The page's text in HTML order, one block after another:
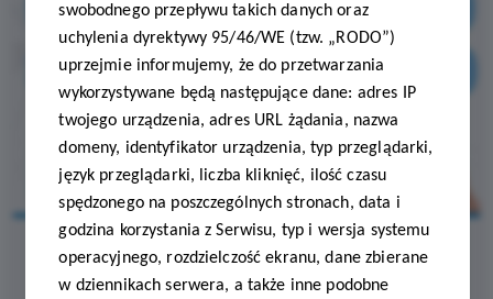
2026-04-09
swobodnego przepływu takich danych oraz
uchylenia dyrektywy 95/46/WE (tzw. „RODO”)
uprzejmie informujemy, że do przetwarzania
wykorzystywane będą następujące dane: adres IP
twojego urządzenia, adres URL żądania, nazwa
domeny, identyfikator urządzenia, typ przeglądarki,
język przeglądarki, liczba kliknięć, ilość czasu
spędzonego na poszczególnych stronach, data i
godzina korzystania z Serwisu, typ i wersja systemu
operacyjnego, rozdzielczość ekranu, dane zbierane
w dziennikach serwera, a także inne podobne